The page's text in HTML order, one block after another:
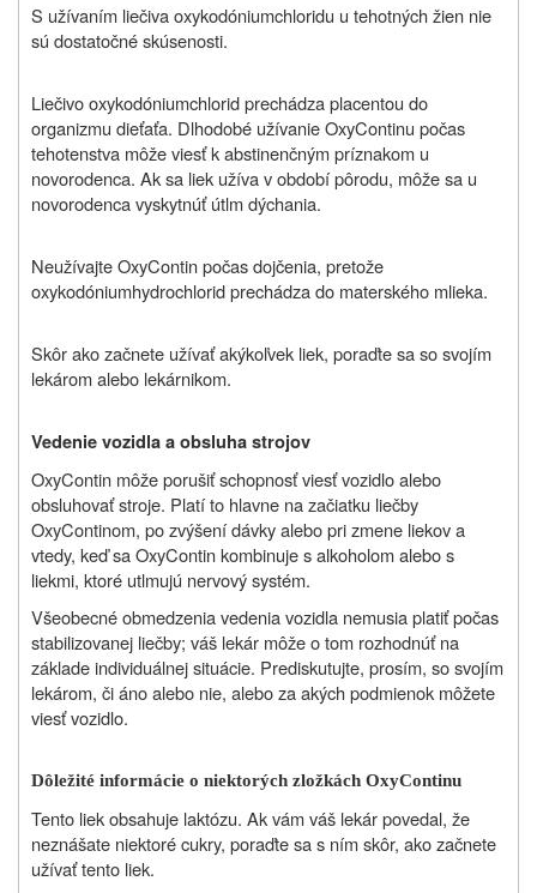
S užívaním liečiva oxykodóniumchloridu u tehotných žien nie
sú dostatočné skúsenosti.
Liečivo oxykodóniumchlorid prechádza placentou do
organizmu dieťaťa. Dlhodobé užívanie OxyContinu počas
tehotenstva môže viesť k abstinenčným príznakom u
novorodenca. Ak sa liek užíva v období pôrodu, môže sa u
novorodenca vyskytnúť útlm dýchania.
Neužívajte OxyContin počas dojčenia, pretože
oxykodóniumhydrochlorid prechádza do materského mlieka.
Skôr ako začnete užívať akýkoľvek liek, poraďte sa so svojím
lekárom alebo lekárnikom.
Vedenie vozidla a obsluha strojov
OxyContin môže porušiť schopnosť viesť vozidlo alebo
obsluhovať stroje. Platí to hlavne na začiatku liečby
OxyContinom, po zvýšení dávky alebo pri zmene liekov a
vtedy, keď sa OxyContin kombinuje s alkoholom alebo s
liekmi, ktoré utlmujú nervový systém.
Všeobecné obmedzenia vedenia vozidla nemusia platiť počas
stabilizovanej liečby; váš lekár môže o tom rozhodnúť na
základe individuálnej situácie. Prediskutujte, prosím, so svojím
lekárom, či áno alebo nie, alebo za akých podmienok môžete
viesť vozidlo.
Dôležité informácie o niektorých zložkách OxyContinu
Tento liek obsahuje laktózu. Ak vám váš lekár povedal, že
neznášate niektoré cukry, poraďte sa s ním skôr, ako začnete
užívať tento liek.